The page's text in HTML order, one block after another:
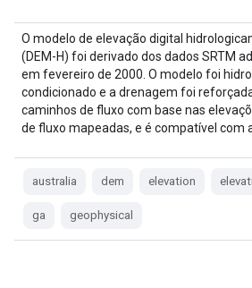
O modelo de elevação digital
(DEM-H) foi derivado dos dados SRTM
em fevereiro de 2000. O modelo foi
condicionado e a drenagem foi
caminhos de fluxo com base nas
de fluxo mapeadas, e é compatível com
australia dem elevation
ga geophysical